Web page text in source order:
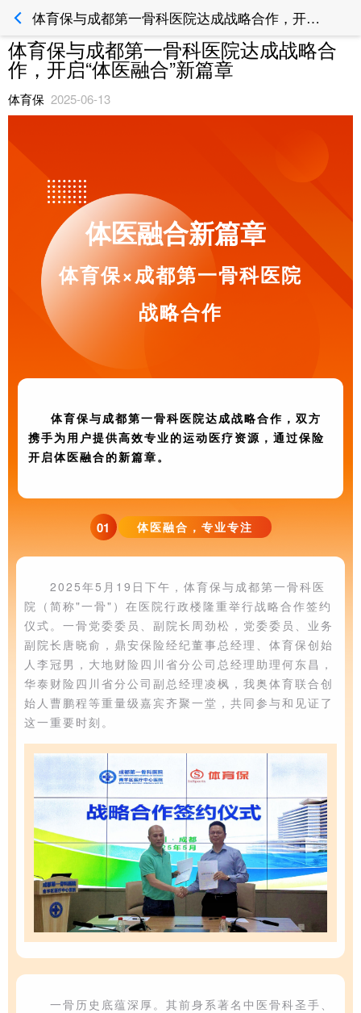
体育保与成都第一骨科医院达成战略合作，开启“体医融合”新篇章_体育保运动风险管理平台
体育保与成都第一骨科医院达成战略合
作，开启“体医融合”新篇章
体育保 2025-06-13
体医融合新篇章
体育保×成都第一骨科医院
战略合作
体育保与成都第一骨科医院达成战略合作，双方
携手为用户提供高效专业的运动医疗资源，通过保险
开启体医融合的新篇章。
01 体医融合，专业专注
2025年5月19日下午，体育保与成都第一骨科医
院（简称"一骨"） 在医院行政楼隆重举行战略合作签约
仪式。一骨党委委员、副院长周劲松， 党委委员、 业务
副院长唐晓俞，鼎安保险经纪董事总经理、体育保创始
人李冠男，大地财险四川省分公司总经理助理何东昌，
华泰财险四川省分公司副总经理凌枫，我奥体育联合创
始人曹鹏程等重量级嘉宾齐聚一堂，共同参与和见证了
这一重要时刻。
一骨历史底蕴深厚。其前身系著名中医骨科圣手、